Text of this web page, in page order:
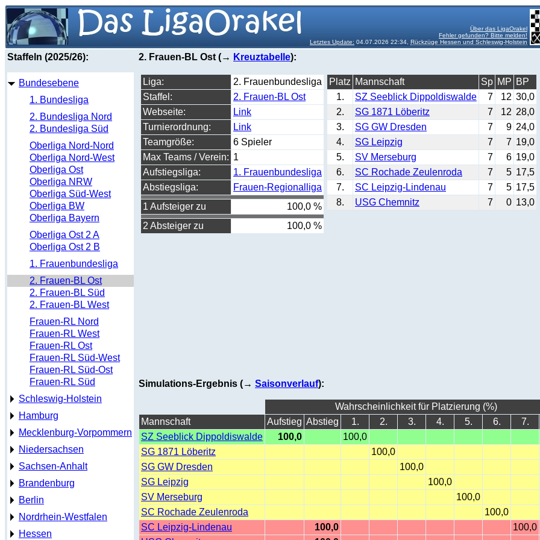
Über das LigaOrakel
Fehler gefunden? Bitte melden!
Letztes Update: 04.07.2026 22:34, Rückzüge Hessen und Schleswig-Holstein
Staffeln (2025/26):
Bundesebene
1. Bundesliga
2. Bundesliga Nord
2. Bundesliga Süd
Oberliga Nord-Nord
Oberliga Nord-West
Oberliga Ost
Oberliga NRW
Oberliga Süd-West
Oberliga BW
Oberliga Bayern
Oberliga Ost 2 A
Oberliga Ost 2 B
1. Frauenbundesliga
2. Frauen-BL Ost
2. Frauen-BL Süd
2. Frauen-BL West
Frauen-RL Nord
Frauen-RL West
Frauen-RL Ost
Frauen-RL Süd-West
Frauen-RL Süd-Ost
Frauen-RL Süd
Schleswig-Holstein
Hamburg
Mecklenburg-Vorpommern
Niedersachsen
Sachsen-Anhalt
Brandenburg
Berlin
Nordrhein-Westfalen
Hessen
2. Frauen-BL Ost (→ Kreuztabelle):
Liga:
2. Frauenbundesliga
Staffel:
2. Frauen-BL Ost
Webseite:
Link
Turnierordnung:
Link
Teamgröße:
6 Spieler
Max Teams / Verein: 1
Aufstiegsliga:
1. Frauenbundesliga
Abstiegsliga:
Frauen-Regionalliga
1 Aufsteiger zu
100,0 %
2 Absteiger zu
100,0 %
Platz Mannschaft Sp MP BP
1.
SZ Seeblick Dippoldiswalde 7 12 30,0
2.
SG 1871 Löberitz 7 12 28,0
3.
SG GW Dresden 7 9 24,0
4.
SG Leipzig 7 7 19,0
5.
SV Merseburg 7 6 19,0
6.
SC Rochade Zeulenroda 7 5 17,5
7.
SC Leipzig-Lindenau 7 5 17,5
8.
USG Chemnitz 7 0 13,0
Simulations-Ergebnis (→ Saisonverlauf):
Wahrscheinlichkeit für Platzierung (%)
Mannschaft
Aufstieg Abstieg 1. 2. 3. 4. 5. 6.
7.
SZ Seeblick Dippoldiswalde
100,0
100,0
SG 1871 Löberitz
100,0
SG GW Dresden
100,0
SG Leipzig
100,0
SV Merseburg
100,0
SC Rochade Zeulenroda
100,0
SC Leipzig-Lindenau
100,0
100,0